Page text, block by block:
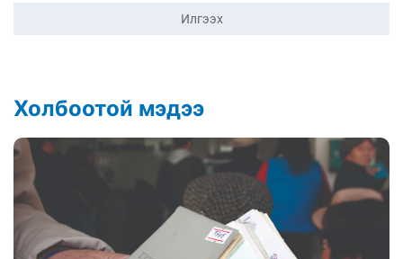
Илгээх
Холбоотой мэдээ